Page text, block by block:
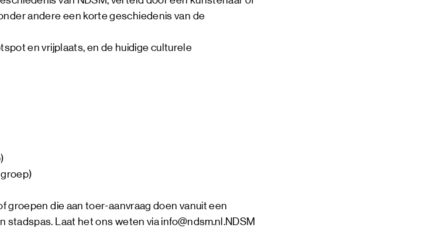
andere een korte geschiedenis van de
en vrijplaats, en de huidige culturele
groepen die aan toer-aanvraag doen vanuit een
stadspas. Laat het ons weten viainfo@ndsm.nl.NDSM